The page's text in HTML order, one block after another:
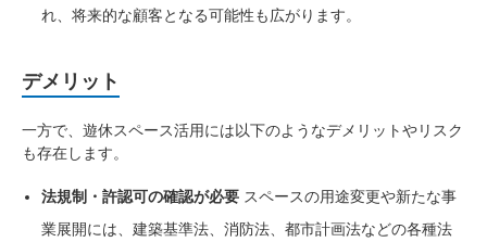
れ、将来的な顧客となる可能性も広がります。
デメリット
一方で、遊休スペース活用には以下のようなデメリットやリスク
も存在します。
法規制・許認可の確認が必要 スペースの用途変更や新たな事
業展開には、建築基準法、消防法、都市計画法などの各種法